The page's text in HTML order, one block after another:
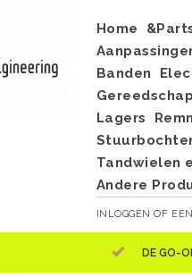
Home
Banden
Gereedschap
Lagers
Tandwielen
Andere
INLOGGEN OF
DE GO-